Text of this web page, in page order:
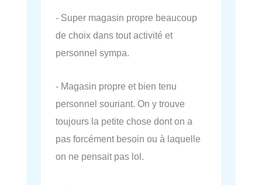
- Super magasin propre beaucoup
de choix dans tout activité et
personnel sympa.
- Magasin propre et bien tenu
personnel souriant. On y trouve
toujours la petite chose dont on a
pas forcément besoin ou à laquelle
on ne pensait pas lol.